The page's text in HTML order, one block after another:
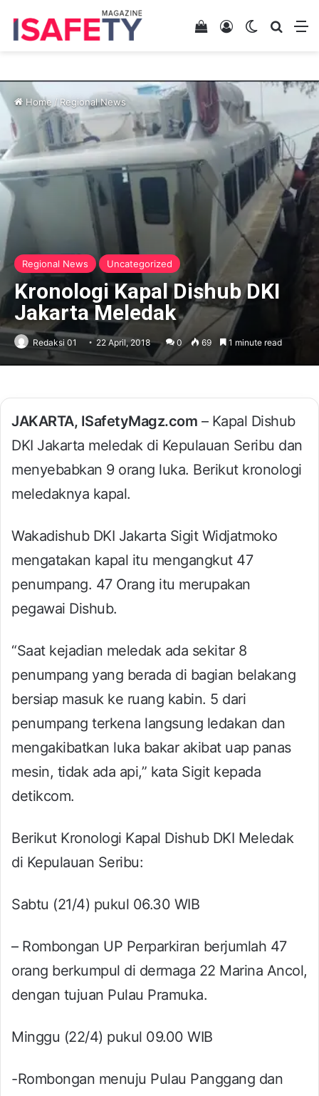
Switch skin
Log In
View your
Home/Regional News
Regional News Uncategorized
Kronologi Kapal Dishub DKI
Jakarta Meledak
Redaksi 01 22 April, 2018 0 69 1 minute read
JAKARTA, ISafetyMagz.com – Kapal Dishub
DKI Jakarta meledak di Kepulauan Seribu dan
menyebabkan 9 orang luka. Berikut kronologi
meledaknya kapal.
Wakadishub DKI Jakarta Sigit Widjatmoko
mengatakan kapal itu mengangkut 47
penumpang. 47 Orang itu merupakan
pegawai Dishub.
“Saat kejadian meledak ada sekitar 8
penumpang yang berada di bagian belakang
bersiap masuk ke ruang kabin. 5 dari
penumpang terkena langsung ledakan dan
mengakibatkan luka bakar akibat uap panas
mesin, tidak ada api,” kata Sigit kepada
detikcom.
Berikut Kronologi Kapal Dishub DKI Meledak
di Kepulauan Seribu:
Sabtu (21/4) pukul 06.30 WIB
– Rombongan UP Perparkiran berjumlah 47
orang berkumpul di dermaga 22 Marina Ancol,
dengan tujuan Pulau Pramuka.
Minggu (22/4) pukul 09.00 WIB
-Rombongan menuju Pulau Panggang dan